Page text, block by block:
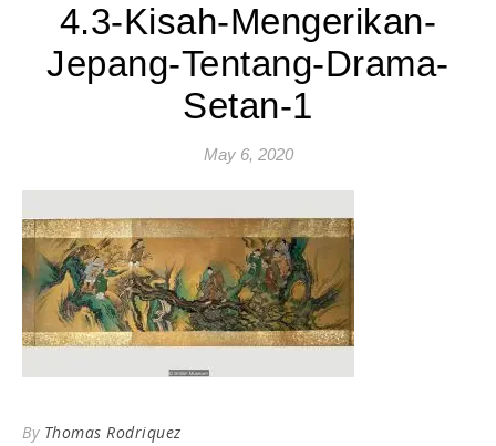
4.3-Kisah-Mengerikan-
Jepang-Tentang-Drama-
Setan-1
May 6, 2020
By Thomas Rodriquez